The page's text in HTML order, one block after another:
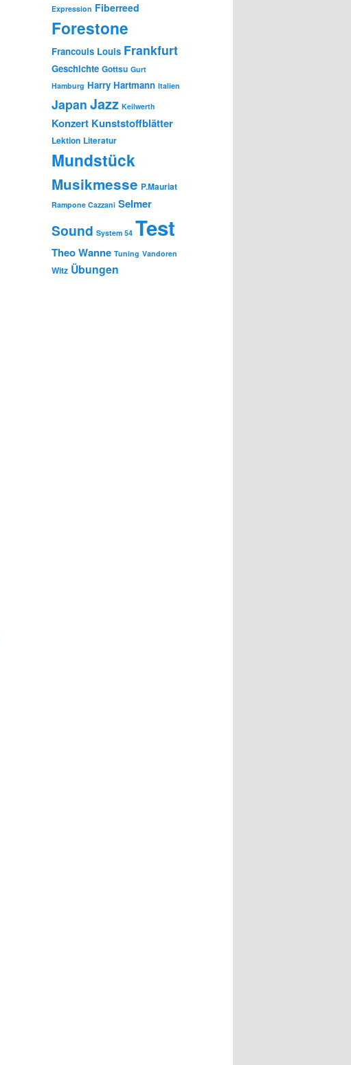
Expression Fiberreed
Forestone
Francouis Louis Frankfurt
Geschichte Gottsu Gurt
Hamburg Harry Hartmann Italien
Japan Jazz Keilwerth
Konzert Kunststoffblätter
Lektion Literatur
Mundstück
Musikmesse P.Mauriat
Rampone Cazzani Selmer
Sound System 54 Test
Theo Wanne Tuning Vandoren
Witz Übungen